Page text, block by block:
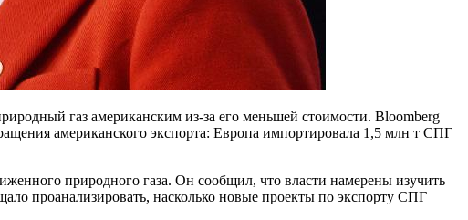
газ американским из-за его меньшей стоимости. Bloomberg
американского экспорта: Европа импортировала 1,5 млн т СПГ
природного газа. Он сообщил, что власти намерены изучить
проанализировать, насколько новые проекты по экспорту СПГ